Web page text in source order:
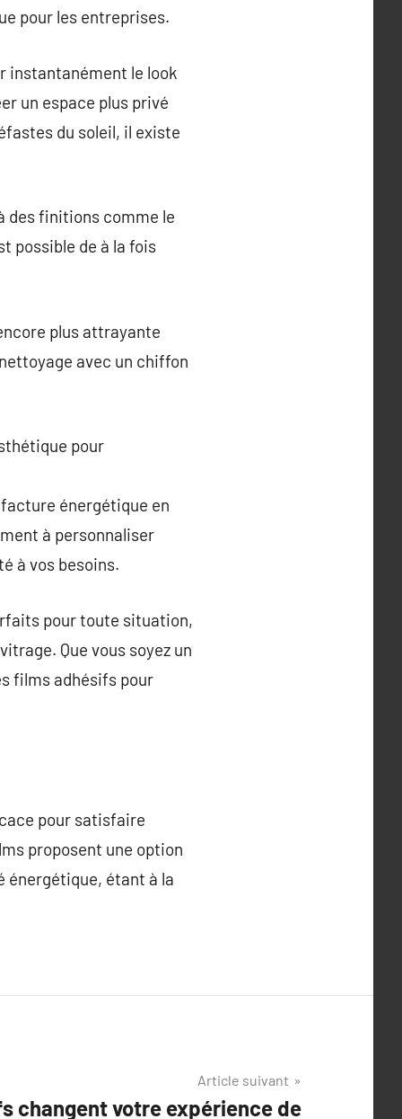
pour les entreprises.
instantanément le look
un espace plus privé
du soleil, il existe
des finitions comme le
possible de à la fois
plus attrayante
avec un chiffon
pour
énergétique en
à personnaliser
à vos besoins.
pour toute situation,
Que vous soyez un
films adhésifs pour
pour satisfaire
proposent une option
étant à la
Article suivant
changent votre expérience de